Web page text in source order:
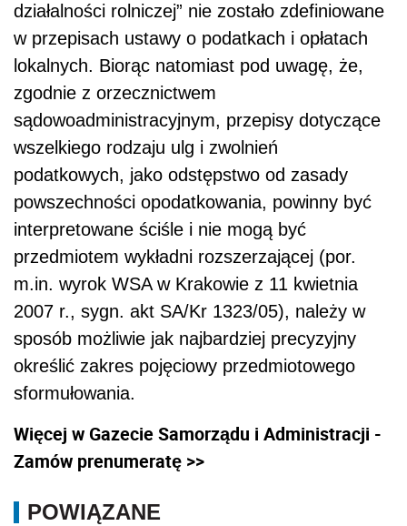
działalności rolniczej” nie zostało zdefiniowane
w przepisach ustawy o podatkach i opłatach
lokalnych. Biorąc natomiast pod uwagę, że,
zgodnie z orzecznictwem
sądowoadministracyjnym, przepisy dotyczące
wszelkiego rodzaju ulg i zwolnień
podatkowych, jako odstępstwo od zasady
powszechności opodatkowania, powinny być
interpretowane ściśle i nie mogą być
przedmiotem wykładni rozszerzającej (por.
m.in. wyrok WSA w Krakowie z 11 kwietnia
2007 r., sygn. akt SA/Kr 1323/05), należy w
sposób możliwie jak najbardziej precyzyjny
określić zakres pojęciowy przedmiotowego
sformułowania.
Więcej w Gazecie Samorządu i Administracji -
Zamów prenumeratę >>
POWIĄZANE